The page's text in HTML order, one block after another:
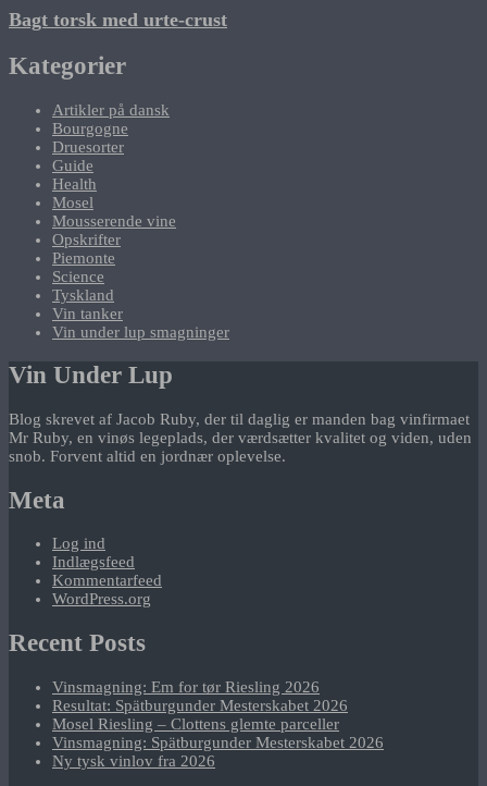
Bagt torsk med urte-crust
Kategorier
Artikler på dansk
Bourgogne
Druesorter
Guide
Health
Mosel
Mousserende vine
Opskrifter
Piemonte
Science
Tyskland
Vin tanker
Vin under lup smagninger
Vin Under Lup
Blog skrevet af Jacob Ruby, der til daglig er manden bag vinfirmaet
Mr Ruby, en vinøs legeplads, der værdsætter kvalitet og viden, uden
snob. Forvent altid en jordnær oplevelse.
Meta
Log ind
Indlægsfeed
Kommentarfeed
WordPress.org
Recent Posts
Vinsmagning: Em for tør Riesling 2026
Resultat: Spätburgunder Mesterskabet 2026
Mosel Riesling – Clottens glemte parceller
Vinsmagning: Spätburgunder Mesterskabet 2026
Ny tysk vinlov fra 2026